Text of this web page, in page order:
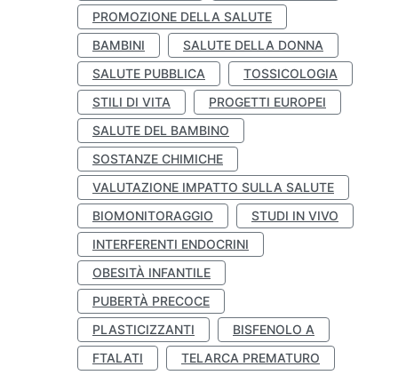
PROMOZIONE DELLA SALUTE
BAMBINI
SALUTE DELLA DONNA
SALUTE PUBBLICA
TOSSICOLOGIA
STILI DI VITA
PROGETTI EUROPEI
SALUTE DEL BAMBINO
SOSTANZE CHIMICHE
VALUTAZIONE IMPATTO SULLA SALUTE
BIOMONITORAGGIO
STUDI IN VIVO
INTERFERENTI ENDOCRINI
OBESITÀ INFANTILE
PUBERTÀ PRECOCE
PLASTICIZZANTI
BISFENOLO A
FTALATI
TELARCA PREMATURO